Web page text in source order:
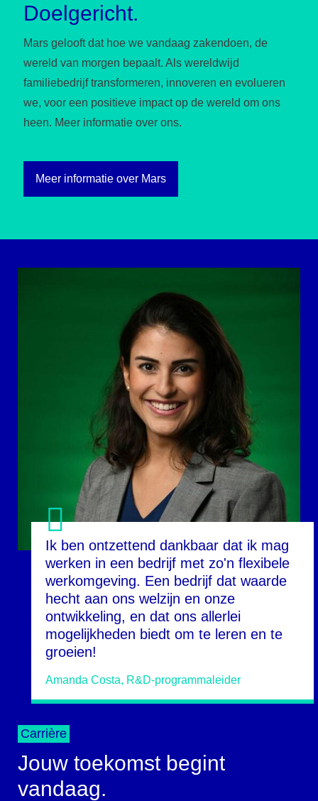
Doelgericht.
Mars gelooft dat hoe we vandaag zakendoen, de
wereld van morgen bepaalt. Als wereldwijd
familiebedrijf transformeren, innoveren en evolueren
we, voor een positieve impact op de wereld om ons
heen. Meer informatie over ons.
Meer informatie over Mars
Carrière
Jouw toekomst begint
vandaag.
Ik ben ontzettend dankbaar dat ik mag
werken in een bedrijf met zo'n flexibele
werkomgeving. Een bedrijf dat waarde
hecht aan ons welzijn en onze
ontwikkeling, en dat ons allerlei
mogelijkheden biedt om te leren en te
groeien!
Amanda Costa, R&D-programmaleider